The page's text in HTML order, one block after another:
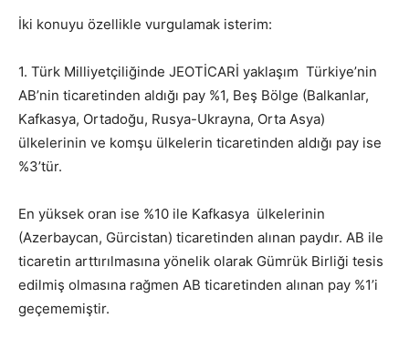
İki konuyu özellikle vurgulamak isterim:
1. Türk Milliyetçiliğinde JEOTİCARİ yaklaşım Türkiye’nin
AB’nin ticaretinden aldığı pay %1, Beş Bölge (Balkanlar,
Kafkasya, Ortadoğu, Rusya-Ukrayna, Orta Asya)
ülkelerinin ve komşu ülkelerin ticaretinden aldığı pay ise
%3’tür.
En yüksek oran ise %10 ile Kafkasya ülkelerinin
(Azerbaycan, Gürcistan) ticaretinden alınan paydır. AB ile
ticaretin arttırılmasına yönelik olarak Gümrük Birliği tesis
edilmiş olmasına rağmen AB ticaretinden alınan pay %1’i
geçememiştir.